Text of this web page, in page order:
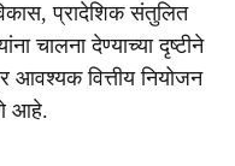
प्रादेशिक संतुलित
चालना देण्याच्या दृष्टीने
आवश्यक वित्तीय नियोजन
आहे.